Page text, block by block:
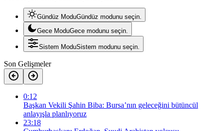
Gündüz ModuGündüz modunu seçin.
Gece ModuGece modunu seçin.
Sistem ModuSistem modunu seçin.
Son Gelişmeler
0:12
Başkan Vekili Şahin Biba: Bursa’nın geleceğini bütüncül
anlayışla planlıyoruz
23:18